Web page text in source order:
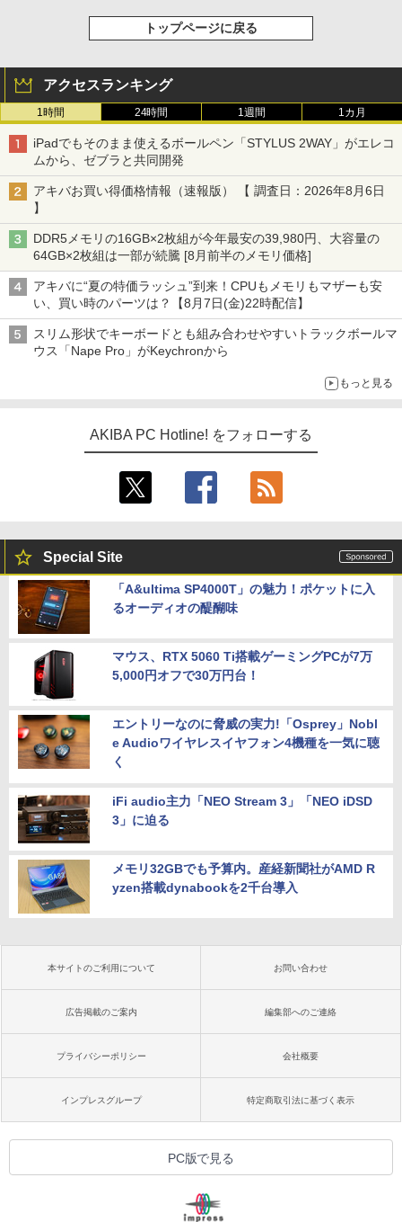
トップページに戻る
アクセスランキング
1時間 24時間 1週間 1カ月
iPadでもそのまま使えるボールペン「STYLUS 2WAY」がエレコ
ムから、ゼブラと共同開発
アキバお買い得価格情報（速報版） 【 調査日：2026年8月6日
】
DDR5メモリの16GB×2枚組が今年最安の39,980円、大容量の
64GB×2枚組は一部が続騰 [8月前半のメモリ価格]
アキバに“夏の特価ラッシュ”到来！CPUもメモリもマザーも安
い、買い時のパーツは？【8月7日(金)22時配信】
スリム形状でキーボードとも組み合わせやすいトラックボールマ
ウス「Nape Pro」がKeychronから
もっと見る
AKIBA PC Hotline! をフォローする
Special Site
「A&ultima SP4000T」の魅力！ポケットに入
るオーディオの醍醐味
マウス、RTX 5060 Ti搭載ゲーミングPCが7万
5,000円オフで30万円台！
エントリーなのに脅威の実力!「Osprey」Nobl
e Audioワイヤレスイヤフォン4機種を一気に聴
く
iFi audio主力「NEO Stream 3」「NEO iDSD
3」に迫る
メモリ32GBでも予算内。産経新聞社がAMD R
yzen搭載dynabookを2千台導入
本サイトのご利用について お問い合わせ
広告掲載のご案内 編集部へのご連絡
プライバシーポリシー 会社概要
インプレスグループ 特定商取引法に基づく表示
PC版で見る